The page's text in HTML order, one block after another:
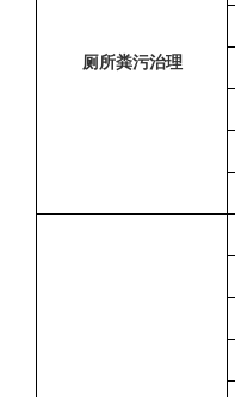
厕所粪污治理